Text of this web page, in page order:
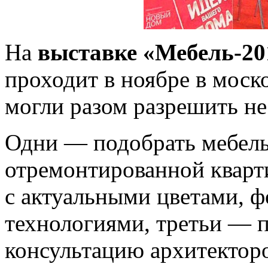
На выставке «Мебель-
проходит в ноябре в
могли разом разрешить
Одни — подобрать
отремонтированной
с актуальными цветами,
технологиями, третьи —
консультацию